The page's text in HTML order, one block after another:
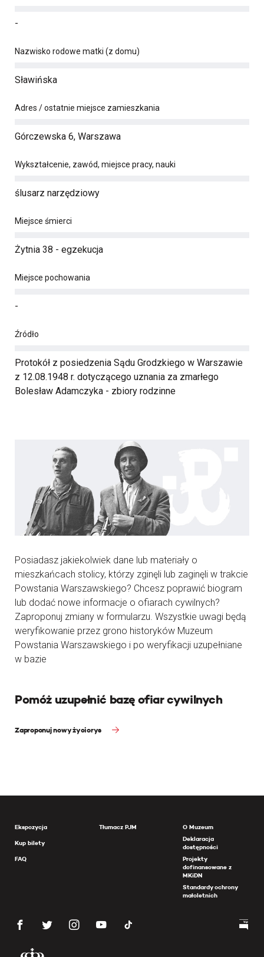
-
Nazwisko rodowe matki (z domu)
Sławińska
Adres / ostatnie miejsce zamieszkania
Górczewska 6, Warszawa
Wykształcenie, zawód, miejsce pracy, nauki
ślusarz narzędziowy
Miejsce śmierci
Żytnia 38 - egzekucja
Miejsce pochowania
-
Źródło
Protokół z posiedzenia Sądu Grodzkiego w Warszawie
z 12.08.1948 r. dotyczącego uznania za zmarłego
Bolesław Adamczyka - zbiory rodzinne
Posiadasz jakiekolwiek dane lub materiały o
mieszkańcach stolicy, którzy zginęli lub zaginęli w trakcie
Powstania Warszawskiego? Chcesz poprawić biogram
lub dodać nowe informacje o ofiarach cywilnych?
Zaproponuj zmiany w formularzu. Wszystkie uwagi będą
weryfikowanie przez grono historyków Muzeum
Powstania Warszawskiego i po weryfikacji uzupełniane
w bazie
Pomóż uzupełnić bazę ofiar cywilnych
Zaproponuj nowy życiorys
Ekspozycja
Kup bilety
FAQ
Tłumacz PJM
O Muzeum
Deklaracja
dostępności
Projekty
dofinansowane z
MKiDN
Standardy ochrony
małoletnich